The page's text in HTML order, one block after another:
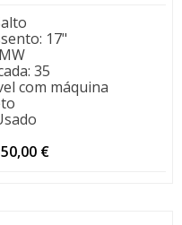
: 17"
MW
: 35
com máquina
€